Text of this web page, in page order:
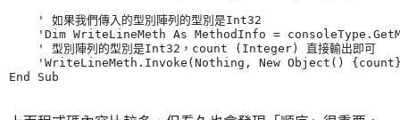
    ' 如果我們傳入的型別陣列的型別是Int32
'Dim WriteLineMeth As MethodInfo =
    ' 型別陣列的型別是Int32，count (Integer) 直接輸出即可
'WriteLineMeth.Invoke(Nothing, New Object()